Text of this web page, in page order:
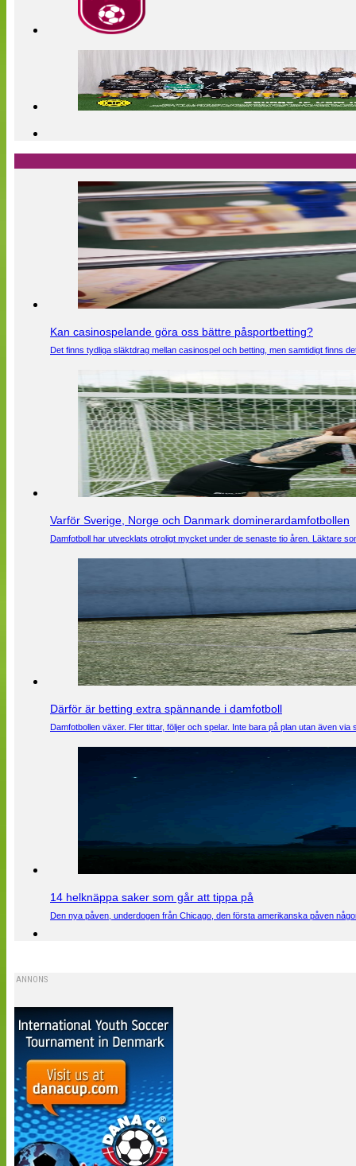
Kan casinospelande göra oss bättre påsportbetting?
Det finns tydliga släktdrag mellan casinospel och betting, men samtidigt finns
Varför Sverige, Norge och Danmark dominerardamfotbollen
Damfotboll har utvecklats otroligt mycket under de senaste tio åren. Läktare
Därför är betting extra spännande i damfotboll
Damfotbollen växer. Fler tittar, följer och spelar. Inte bara på plan utan även
14 helknäppa saker som går att tippa på
Den nya påven, underdogen från Chicago, den första amerikanska påven
ANNONS